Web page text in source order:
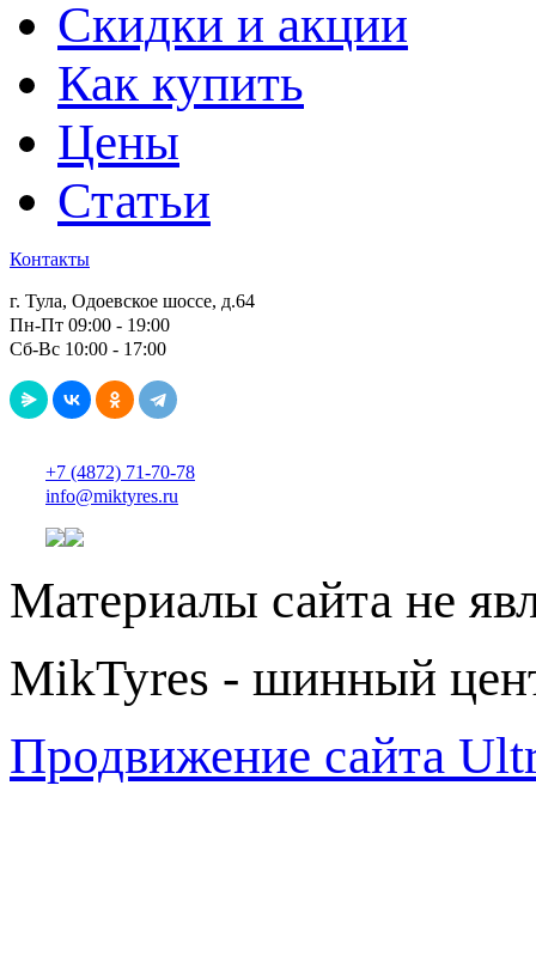
Скидки и акции
Как купить
Цены
Статьи
Контакты
г. Тула, Одоевское шоссе, д.64
Пн-Пт 09:00 - 19:00
Сб-Вс 10:00 - 17:00
+7 (4872) 71-70-78
info@miktyres.ru
Материалы сайта не
MikTyres - шинный
Продвижение сайта